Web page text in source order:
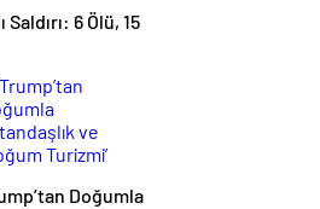
6 Ölü, 15
Doğumla